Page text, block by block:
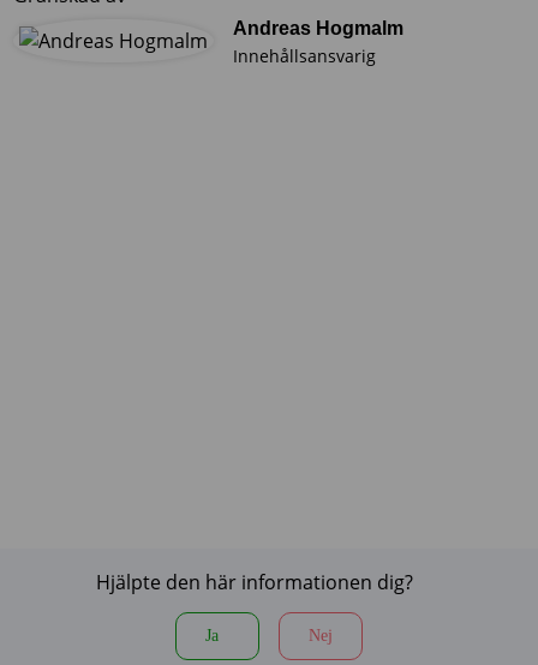
Andreas Hogmalm
Innehållsansvarig
Hjälpte den här informationen dig?
Ja Nej